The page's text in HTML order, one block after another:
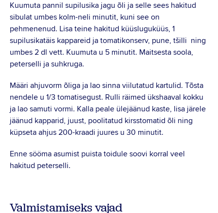
Kuumuta pannil supilusika jagu õli ja selle sees hakitud
sibulat umbes kolm-neli minutit, kuni see on
pehmenenud. Lisa teine hakitud küüsluguküüs, 1
supilusikatäis kappareid ja tomatikonserv, pune, tšilli ning
umbes 2 dl vett. Kuumuta u 5 minutit. Maitsesta soola,
peterselli ja suhkruga.
Määri ahjuvorm õliga ja lao sinna viilutatud kartulid. Tõsta
nendele u 1/3 tomatisegust. Rulli räimed ükshaaval kokku
ja lao samuti vormi. Kalla peale ülejäänud kaste, lisa järele
jäänud kapparid, juust, poolitatud kirsstomatid õli ning
küpseta ahjus 200-kraadi juures u 30 minutit.
Enne sööma asumist puista toidule soovi korral veel
hakitud peterselli.
Valmistamiseks vajad